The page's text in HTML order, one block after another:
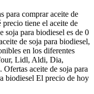
para comprar aceite de
precio tiene el aceite de
soja para biodiesel es de 0
de soja para biodiesel,
en los diferentes
Lidl, Aldi, Dia,
aceite de soja para
biodiesel El precio de hoy